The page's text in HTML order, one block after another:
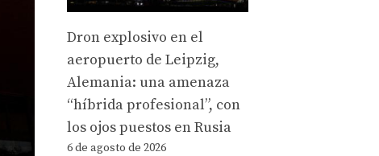
Dron explosivo en el
aeropuerto de Leipzig,
Alemania: una amenaza
“híbrida profesional”, con
los ojos puestos en Rusia
6 de agosto de 2026